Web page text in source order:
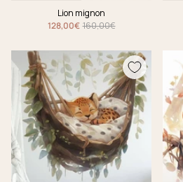
Lion mignon
128,00€ 160,00€